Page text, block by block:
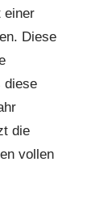
einer
Diese
diese
die
vollen